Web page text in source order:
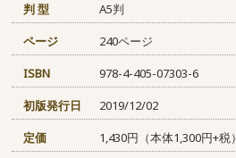
判 型
A5判
ページ
240ページ
ISBN
978-4-405-07303-6
初版発行日
2019/12/02
定価
1,430円（本体1,300円+税）